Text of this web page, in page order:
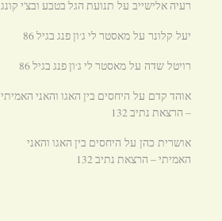
רעיה אלישייב על תנועת הגל בטבע ובצ'י קונג
יעל קלונר עלמאסטר לי ג׳ון פנג בגיל 86
רויטל שדה עלמאסטר לי ג׳ון פנג בגיל 86
אוהד קדם על היחסים בין האגו והאני האמיתי
– הרצאת נתיב 132
אושרית כהן על היחסים בין האגו והאני
האמיתי – הרצאת נתיב 132